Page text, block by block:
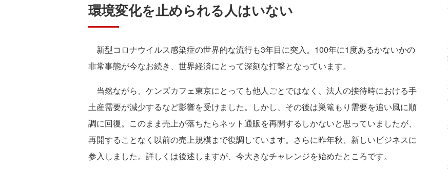
環境変化を止められる人はいない
新型コロナウイルス感染症の世界的な流行も3年目に突入。100年に1度あるかないかの
非常事態が今なお続き、世界経済にとって深刻な打撃となっています。
当然ながら、ケンズカフェ東京にとっても他人ごとではなく、法人の接待時における手
土産需要が減少するなど影響を受けました。しかし、その後は巣篭もり需要を追い風に順
調に回復。このまま売上が落ちたらネット通販を再開するしかないと思っていましたが、
再開することなく以前の売上規模まで復調しています。さらに昨年秋、新しいビジネスに
参入しました。詳しくは後述しますが、今大きなチャレンジを始めたところです。